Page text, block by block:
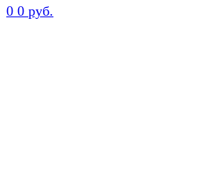
0 0 руб.Задать вопрос